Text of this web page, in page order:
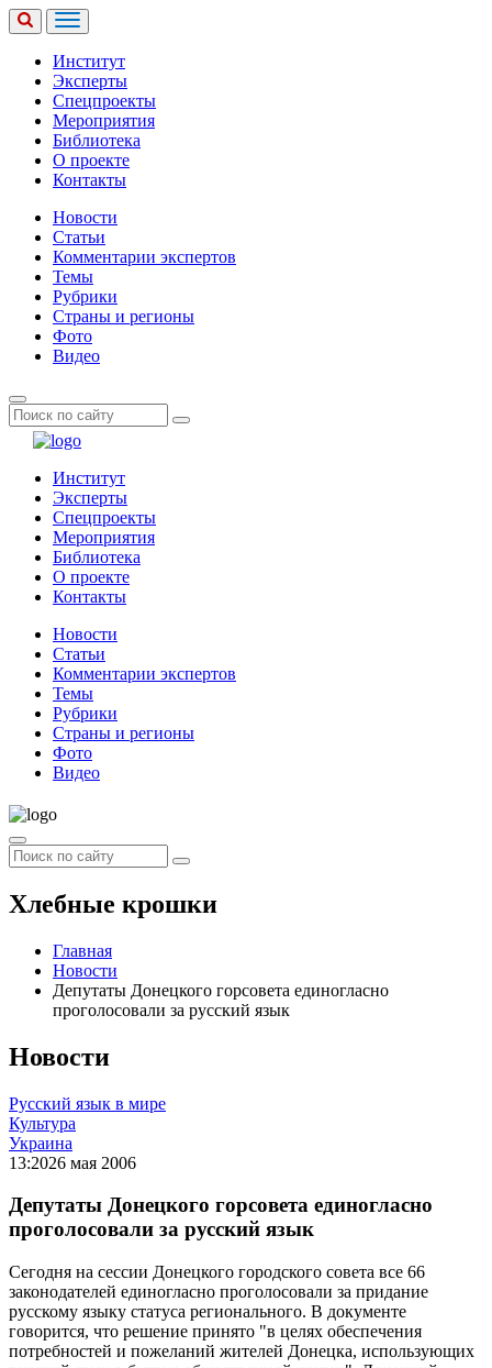
Институт
Эксперты
Спецпроекты
Мероприятия
Библиотека
О проекте
Контакты
Новости
Статьи
Комментарии экспертов
Темы
Рубрики
Страны и регионы
Фото
Видео
Институт
Эксперты
Спецпроекты
Мероприятия
Библиотека
О проекте
Контакты
Новости
Статьи
Комментарии экспертов
Темы
Рубрики
Страны и регионы
Фото
Видео
Хлебные крошки
Главная
Новости
Депутаты Донецкого горсовета единогласно
проголосовали за русский язык
Новости
Русский язык в мире
Культура
Украина
13:2026 мая 2006
Депутаты Донецкого горсовета единогласно
проголосовали за русский язык
Сегодня на сессии Донецкого городского совета все 66
законодателей единогласно проголосовали за придание
русскому языку статуса регионального. В документе
говорится, что решение принято "в целях обеспечения
потребностей и пожеланий жителей Донецка, использующих